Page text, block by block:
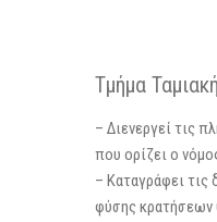
Τμήμα
– Διενεργεί τις
που ορίζει ο
– Καταγράφει τις
φύσης κρατήσεων